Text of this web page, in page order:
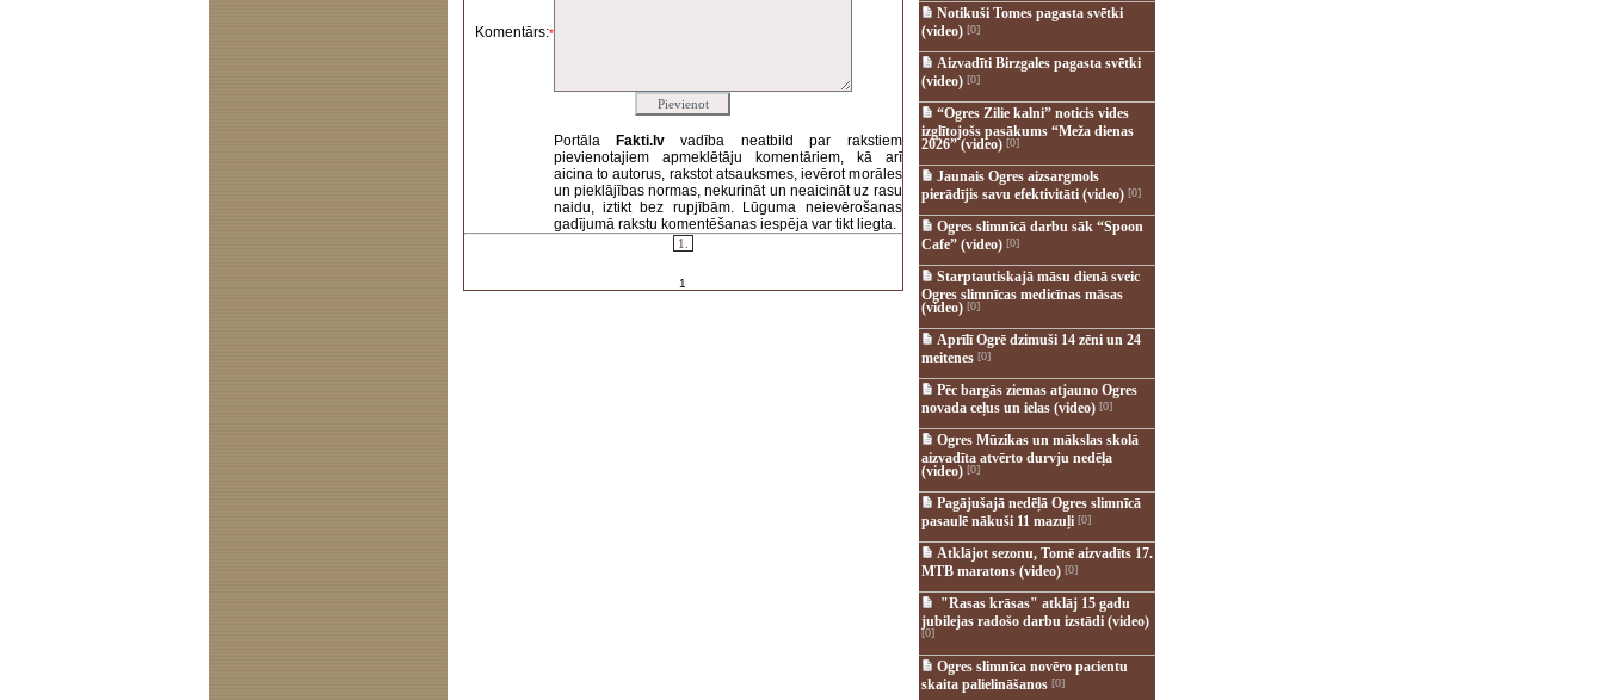
Komentārs:*
Portāla Fakti.lvvadība neatbild par rakstiem
pievienotajiem apmeklētāju komentāriem, kā arī
aicina to autorus, rakstot atsauksmes, ievērot morāles
un pieklājības normas, nekurināt un neaicināt uz rasu
naidu, iztikt bez rupjībām. Lūguma neievērošanas
gadījumā rakstu komentēšanas iespēja var tikt liegta.
1.
1
Notikuši Tomes pagasta svētki
(video)[0]
Aizvadīti Birzgales pagasta svētki
(video)[0]
“Ogres Zilie kalni” noticis vides
izglītojošs pasākums “Meža dienas
2026” (video)[0]
Jaunais Ogres aizsargmols
pierādījis savu efektivitāti (video)[0]
Ogres slimnīcā darbu sāk “Spoon
Cafe” (video)[0]
Starptautiskajā māsu dienā sveic
Ogres slimnīcas medicīnas māsas
(video)[0]
Aprīlī Ogrē dzimuši 14 zēni un 24
meitenes [0]
Pēc bargās ziemas atjauno Ogres
novada ceļus un ielas (video)[0]
Ogres Mūzikas un mākslas skolā
aizvadīta atvērto durvju nedēļa
(video)[0]
Pagājušajā nedēļā Ogres slimnīcā
pasaulē nākuši 11 mazuļi[0]
Atklājot sezonu, Tomē aizvadīts 17.
MTB maratons (video)[0]
"Rasas krāsas" atklāj 15 gadu
jubilejas radošo darbu izstādi (video)
[0]
Ogres slimnīca novēro pacientu
skaita palielināšanos [0]